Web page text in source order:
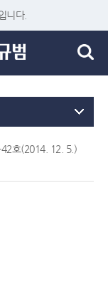
니다.
호(2014. 12. 5.)